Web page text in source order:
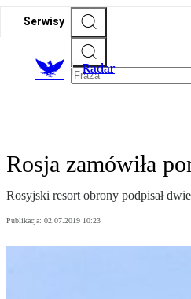
Serwisy
Radar
Rosja zamówiła
Rosyjski resort obrony podpisał
Publikacja: 02.07.2019 10:23